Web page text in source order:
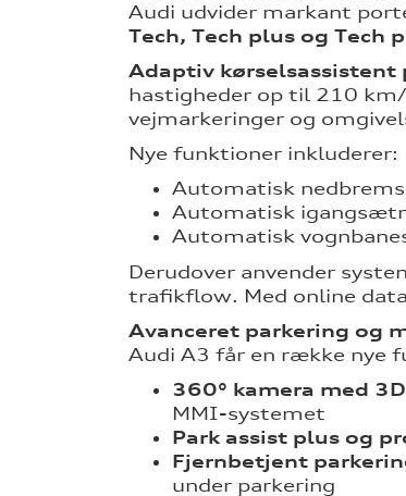
Audi udvider markant
Tech, Tech plus og Tech
Adaptiv kørselsassistent
hastigheder op til 210
vejmarkeringer og
Nye funktioner inkluderer:
Automatisk
Automatisk
Automatisk
Derudover anvender
trafikflow. Med online
Avanceret parkering og
Audi A3 får en række nye
360° kamera med
MMI-systemet
Park assist plus og
Fjernbetjent
under parkering